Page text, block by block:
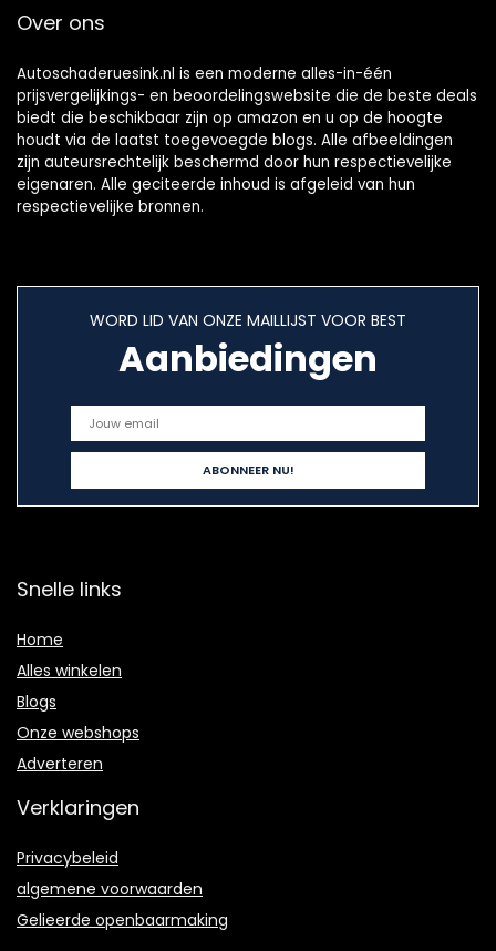
Over ons
Autoschaderuesink.nl is een moderne alles-in-één
prijsvergelijkings- en beoordelingswebsite die de beste deals
biedt die beschikbaar zijn op amazon en u op de hoogte
houdt via de laatst toegevoegde blogs. Alle afbeeldingen
zijn auteursrechtelijk beschermd door hun respectievelijke
eigenaren. Alle geciteerde inhoud is afgeleid van hun
respectievelijke bronnen.
WORD LID VAN ONZE MAILLIJST VOOR BEST
Aanbiedingen
Snelle links
Home
Alles winkelen
Blogs
Onze webshops
Adverteren
Verklaringen
Privacybeleid
algemene voorwaarden
Gelieerde openbaarmaking